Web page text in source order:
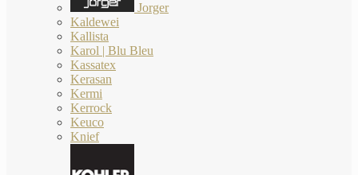
Jorger
Kaldewei
Kallista
Karol | Blu Bleu
Kassatex
Kerasan
Kermi
Kerrock
Keuco
Knief